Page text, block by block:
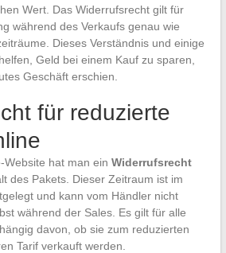
Wert. Das Widerrufsrecht gilt für
während des Verkaufs genau wie
Dieses Verständnis und einige
Geld bei einem Kauf zu sparen,
Geschäft erschien.
für reduzierte
hat man ein Widerrufsrecht
des Pakets. Dieser Zeitraum ist im
und kann vom Händler nicht
während der Sales. Es gilt für alle
davon, ob sie zum reduzierten
Tarif verkauft werden.